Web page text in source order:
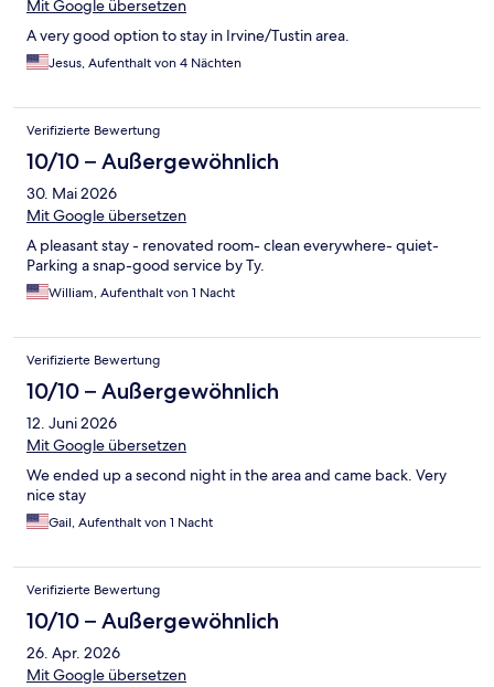
Mit Google übersetzen
A very good option to stay in Irvine/Tustin area.
Jesus, Aufenthalt von 4 Nächten
Verifizierte Bewertung
10/10 – Außergewöhnlich
30. Mai 2026
Mit Google übersetzen
A pleasant stay - renovated room- clean everywhere- quiet-
Parking a snap-good service by Ty.
William, Aufenthalt von 1 Nacht
Verifizierte Bewertung
10/10 – Außergewöhnlich
12. Juni 2026
Mit Google übersetzen
We ended up a second night in the area and came back. Very
nice stay
Gail, Aufenthalt von 1 Nacht
Verifizierte Bewertung
10/10 – Außergewöhnlich
26. Apr. 2026
Mit Google übersetzen